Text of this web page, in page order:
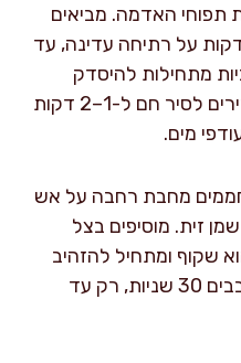
תפוחי האדמה. מביאים
ומבשלים 18–22 דקות על רתיחה עדינה, עד
מתחילות להיסדק
בקצוות. מסננים היטב ומחזירים לסיר חם ל-1–2 דקות
מים.
מחבת רחבה על אש
גבוהה עם 20 מ״ל שמן זית. מוסיפים בצל
עד שהוא שקוף ומתחיל להזהיב
בקצוות. מוסיפים שום ומערבבים 30 שניות, רק עד